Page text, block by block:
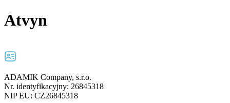
Atvyn
ADAMIK Company, s.r.o.
Nr. identyfikacyjny: 26845318
NIP EU: CZ26845318